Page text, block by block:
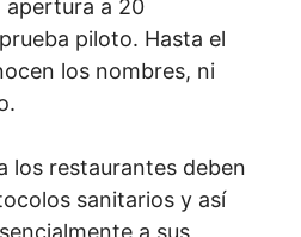
apertura a 20
piloto. Hasta el
los nombres, ni
los restaurantes deben
sanitarios y así
a sus